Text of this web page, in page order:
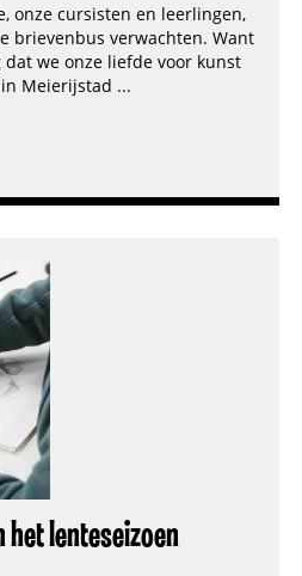
onze cursisten en leerlingen,
brievenbus verwachten. Want
we onze liefde voor kunst
Meierijstad ...
het lenteseizoen